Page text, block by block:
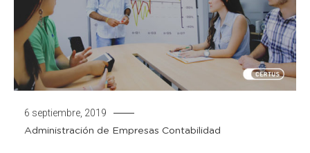
6 septiembre, 2019
Administración de Empresas Contabilidad